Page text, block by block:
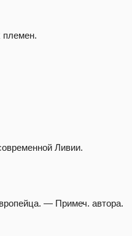
племен.
Ливии.
— Примеч. автора.